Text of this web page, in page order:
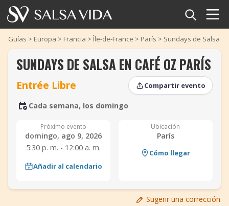
Inicio
Eventos
Noticias
Artículos
Videos
Glosario
Tienda
Guías > Europa > Francia >Île-de-France > París > Sundays de Salsa
SUNDAYS DE SALSA EN CAFÉ OZ PARÍS
Entrée Libre Compartir evento
Cada semana, los domingo
Próximo evento
domingo, ago 9, 2026
5:30 p. m. - 12:00 a. m.
Añadir al calendario
Ubicación
París
Cómo llegar
Sugerir una corrección